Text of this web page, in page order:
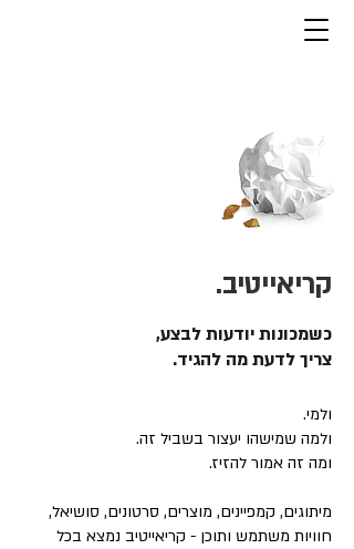
קריאייטיב.
כשמכונות יודעות לבצע,
צריך לדעת מה להגיד.
ולמי.
ולמה שמישהו יעצור בשביל זה.
ומה זה אמור להזיז.
מיתוגים, קמפיינים, מוצרים, סרטונים, סושיאל,
חוויות משתמש ותוכן - קריאייטיב נמצא בכל